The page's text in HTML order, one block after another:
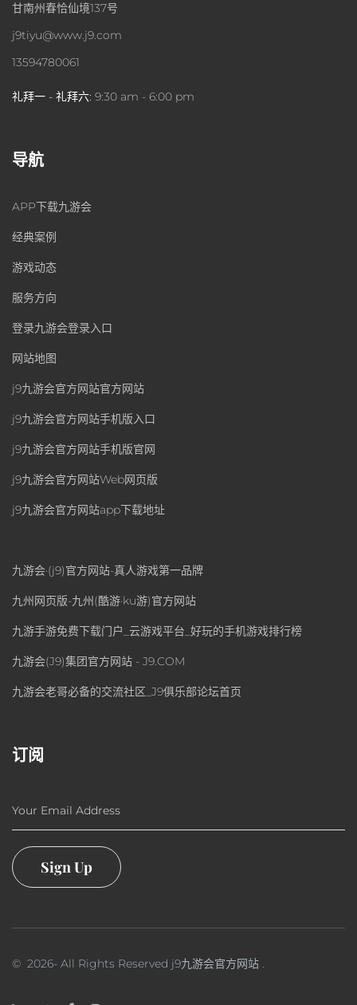
甘南州春恰仙境137号
j9tiyu@www.j9.com
13594780061
礼拜一 - 礼拜六: 9:30 am - 6:00 pm
导航
APP下载九游会
经典案例
游戏动态
服务方向
登录九游会登录入口
网站地图
j9九游会官方网站官方网站
j9九游会官方网站手机版入口
j9九游会官方网站手机版官网
j9九游会官方网站Web网页版
j9九游会官方网站app下载地址
九游会·(j9)官方网站-真人游戏第一品牌
九州网页版-九州(酷游·ku游)官方网站
九游手游免费下载门户_云游戏平台_好玩的手机游戏排行榜
九游会(J9)集团官方网站 - J9.COM
九游会老哥必备的交流社区_J9俱乐部论坛首页
订阅
Your Email Address
Sign Up
© 2026- All Rights Reserved j9九游会官方网站 .